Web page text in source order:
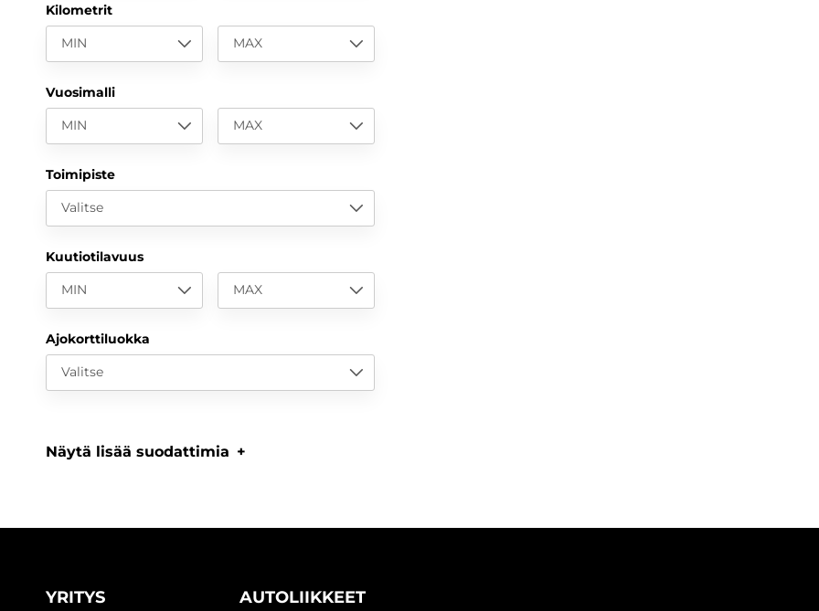
Kilometrit
MIN MAX
Vuosimalli
MIN MAX
Toimipiste
Valitse
Kuutiotilavuus
MIN MAX
Ajokorttiluokka
Valitse
Näytä lisää suodattimia
YRITYS AUTOLIIKKEET